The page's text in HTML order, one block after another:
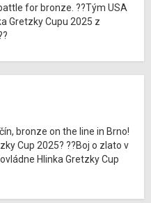
for bronze. ??Tým USA
Gretzky Cupu 2025 z
bronze on the line in Brno!
Cup 2025? ??Boj o zlato v
Hlinka Gretzky Cup